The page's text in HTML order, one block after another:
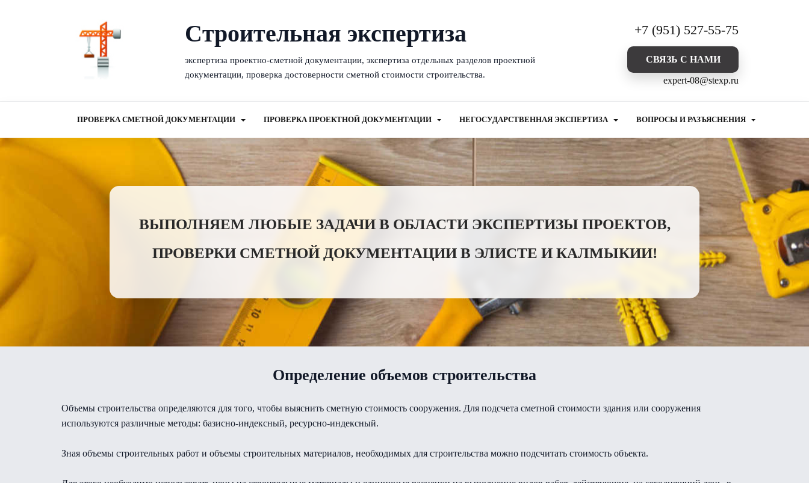
Cтроительная экспертиза
экспертиза проектно-сметной документации, экспертиза отдельных разделов проектной
документации, проверка достоверности сметной стоимости строительства.
+7 (951) 527-55-75
CВЯЗЬ С НАМИ
expert-08@stexp.ru
ПРОВЕРКА СМЕТНОЙ ДОКУМЕНТАЦИИ ПРОВЕРКА ПРОЕКТНОЙ ДОКУМЕНТАЦИИ НЕГОСУДАРСТВЕННАЯ ЭКСПЕРТИЗА ВОПРОСЫ И РАЗЪЯСНЕНИЯ
ВЫПОЛНЯЕМ ЛЮБЫЕ ЗАДАЧИ В ОБЛАСТИ ЭКСПЕРТИЗЫ ПРОЕКТОВ,
ПРОВЕРКИ СМЕТНОЙ ДОКУМЕНТАЦИИ В ЭЛИСТЕ И КАЛМЫКИИ!
Определение объемов строительства
Объемы строительства определяются для того, чтобы выяснить сметную стоимость сооружения. Для подсчета сметной стоимости здания или сооружения
используются различные методы: базисно-индексный, ресурсно-индексный.
Зная объемы строительных работ и объемы строительных материалов, необходимых для строительства можно подсчитать стоимость объекта.